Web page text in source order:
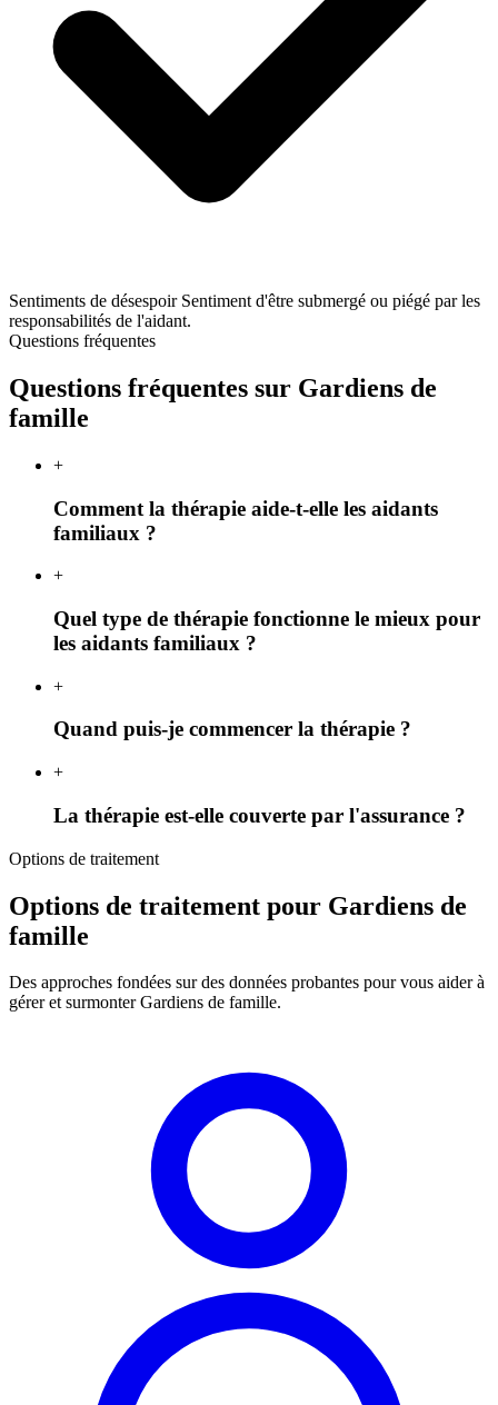
Sentiments de désespoir Sentiment d'être submergé ou piégé par les
responsabilités de l'aidant.
Questions fréquentes
Questions fréquentes sur Gardiens de
famille
+
Comment la thérapie aide-t-elle les aidants
familiaux ?
+
Quel type de thérapie fonctionne le mieux pour
les aidants familiaux ?
+
Quand puis-je commencer la thérapie ?
+
La thérapie est-elle couverte par l'assurance ?
Options de traitement
Options de traitement pour Gardiens de
famille
Des approches fondées sur des données probantes pour vous aider à
gérer et surmonter Gardiens de famille.